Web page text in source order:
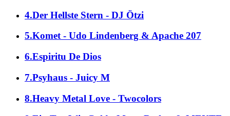
4.Der Hellste Stern - DJ Ötzi
5.Komet - Udo Lindenberg & Apache 207
6.Espiritu De Dios
7.Psyhaus - Juicy M
8.Heavy Metal Love - Twocolors